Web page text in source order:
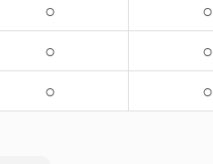
○ ○
○ ○
○ ○